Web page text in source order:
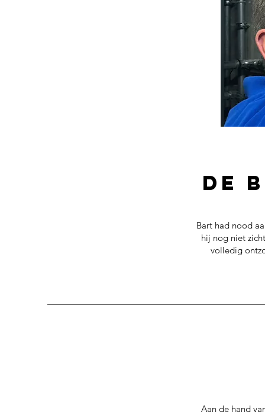
de
Bart had nood
hij nog niet
volledig
Aan de hand